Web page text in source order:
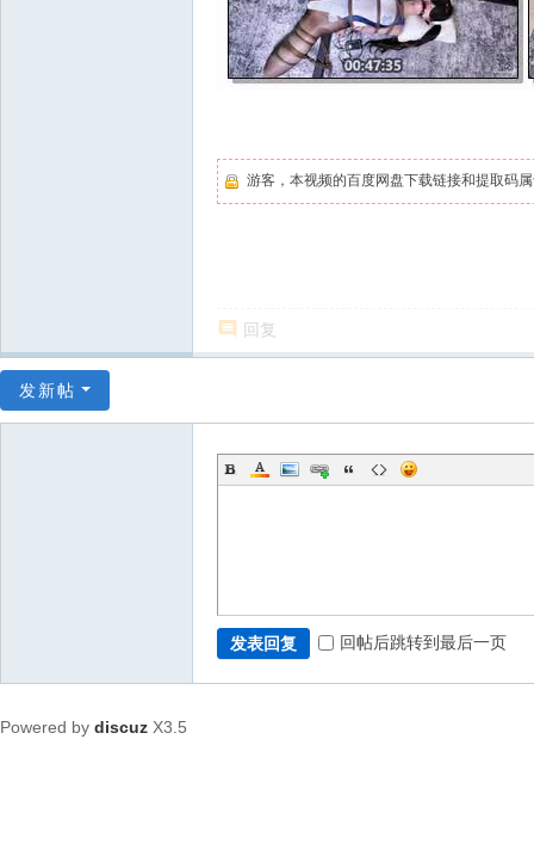
游客，本视频的百度网盘下载链接和提取码
回复
发新帖
发表回复 回帖后跳转到最后一页
Powered by discuz X3.5